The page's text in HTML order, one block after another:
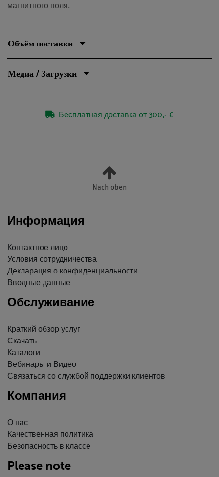
магнитного поля.
Объём поставки
Медиа / Загрузки
Бесплатная доставка от 300,- €
Nach oben
Информация
Контактное лицо
Условия сотрудничества
Декларация о конфиденциальности
Вводные данные
Обслуживание
Краткий обзор услуг
Скачать
Каталоги
Вебинары и Видео
Связаться со службой поддержки клиентов
Компания
О нас
Качественная политика
Безопасность в классе
Please note